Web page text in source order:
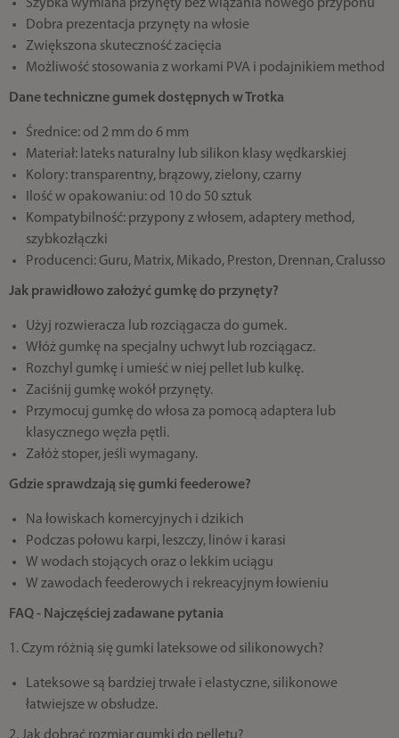
Szybka wymiana przynęty bez wiązania nowego przyponu
Dobra prezentacja przynęty na włosie
Zwiększona skuteczność zacięcia
Możliwość stosowania z workami PVA i podajnikiem method
Dane techniczne gumek dostępnych w Trotka
Średnice: od 2 mm do 6 mm
Materiał: lateks naturalny lub silikon klasy wędkarskiej
Kolory: transparentny, brązowy, zielony, czarny
Ilość w opakowaniu: od 10 do 50 sztuk
Kompatybilność: przypony z włosem, adaptery method,
szybkozłączki
Producenci: Guru, Matrix, Mikado, Preston, Drennan, Cralusso
Jak prawidłowo założyć gumkę do przynęty?
Użyj rozwieracza lub rozciągacza do gumek.
Włóż gumkę na specjalny uchwyt lub rozciągacz.
Rozchyl gumkę i umieść w niej pellet lub kulkę.
Zaciśnij gumkę wokół przynęty.
Przymocuj gumkę do włosa za pomocą adaptera lub
klasycznego węzła pętli.
Załóż stoper, jeśli wymagany.
Gdzie sprawdzają się gumki feederowe?
Na łowiskach komercyjnych i dzikich
Podczas połowu karpi, leszczy, linów i karasi
W wodach stojących oraz o lekkim uciągu
W zawodach feederowych i rekreacyjnym łowieniu
FAQ - Najczęściej zadawane pytania
1. Czym różnią się gumki lateksowe od silikonowych?
Lateksowe są bardziej trwałe i elastyczne, silikonowe
łatwiejsze w obsłudze.